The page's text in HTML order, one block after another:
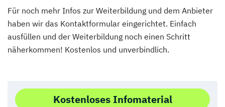
Für noch mehr Infos zur Weiterbildung und dem Anbieter
haben wir das Kontaktformular eingerichtet. Einfach
ausfüllen und der Weiterbildung noch einen Schritt
näherkommen! Kostenlos und unverbindlich.
Kostenloses Infomaterial